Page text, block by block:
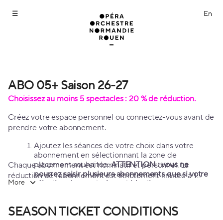
tickets
Opéra
Orchestre
Normandie
Rouen
ABO
05+
26-
27
ABO 05+ Saison 26-27
Choisissez au moins 5 spectacles : 20 % de réduction.
Créez votre espace personnel ou connectez-vous avant de
prendre votre abonnement.
Ajoutez les séances de votre choix dans votre
abonnement en sélectionnant la zone de
placement souhaitée.ATTENTION : vous ne
pourrez saisir plusieurs abonnements que si votre
sélection de spectacles est identique.
Après avoir validé vos spectacles, vous pourrez
Chaque abonnement est nominatif et personnel. La
réduction de l'abonnement est strictement limitée à 1
place par abonné et par spectacle.
More
SEASON TICKET CONDITIONS